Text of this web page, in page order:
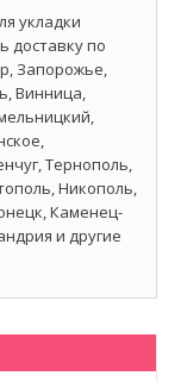
укладки
доставку по
Запорожье,
Винница,
Тернополь,
Никополь,
Каменец-
и другие